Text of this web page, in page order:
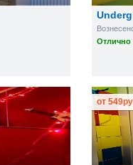
Отлично
от 549